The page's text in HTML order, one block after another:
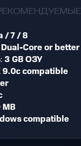
/ 7 / 8
Dual-Core or better
3 GB ОЗУ
9.0c compatible
compatible